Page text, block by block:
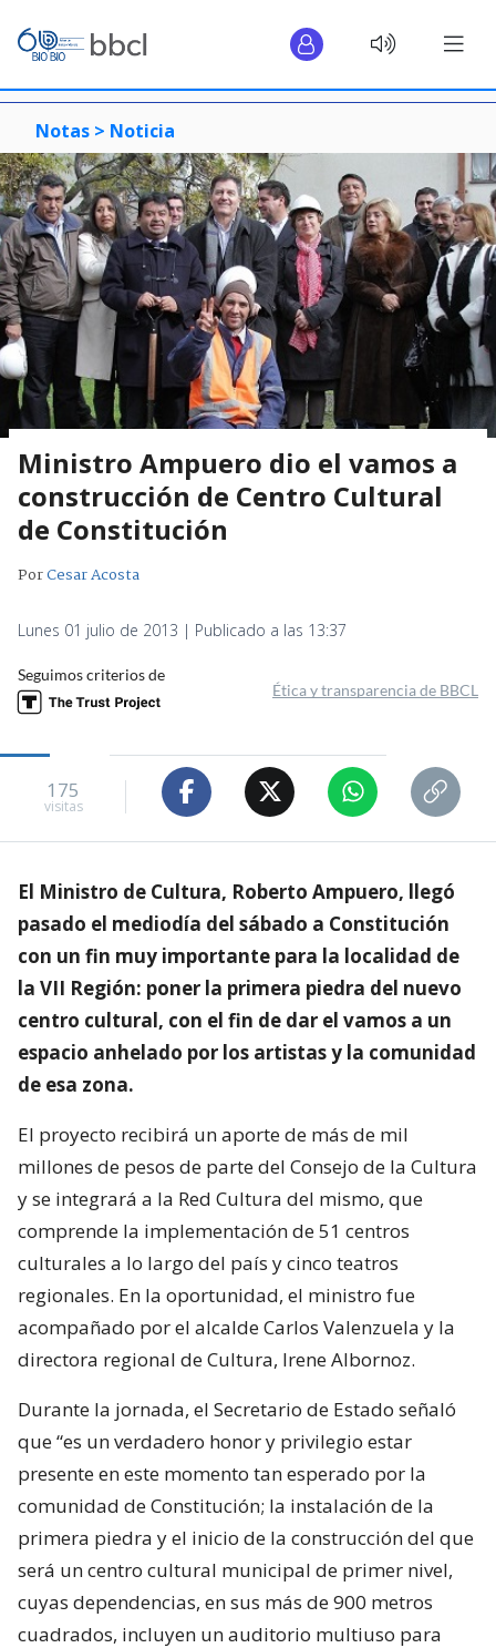
Notas > Noticia
Ministro Ampuero dio el vamos a
construcción de Centro Cultural
de Constitución
PorCesar Acosta
Lunes 01 julio de 2013 | Publicado a las 13:37
Seguimos criterios de
Ética y transparencia de BBCL
175
visitas
El Ministro de Cultura, Roberto Ampuero, llegó
pasado el mediodía del sábado a Constitución
con un fin muy importante para la localidad de
la VII Región: poner la primera piedra del nuevo
centro cultural, con el fin de dar el vamos a un
espacio anhelado por los artistas y la comunidad
de esa zona.
El proyecto recibirá un aporte de más de mil
millones de pesos de parte del Consejo de la Cultura
y se integrará a la Red Cultura del mismo, que
comprende la implementación de 51 centros
culturales a lo largo del país y cinco teatros
regionales. En la oportunidad, el ministro fue
acompañado por el alcalde Carlos Valenzuela y la
directora regional de Cultura, Irene Albornoz.
Durante la jornada, el Secretario de Estado señaló
que “es un verdadero honor y privilegio estar
presente en este momento tan esperado por la
comunidad de Constitución; la instalación de la
primera piedra y el inicio de la construcción del que
será un centro cultural municipal de primer nivel,
cuyas dependencias, en sus más de 900 metros
cuadrados, incluyen un auditorio multiuso para